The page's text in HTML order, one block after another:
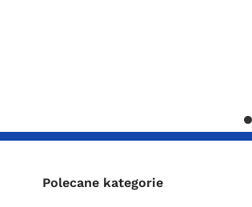
Polecane kategorie